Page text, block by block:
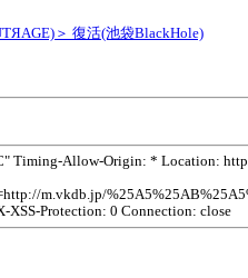
＞ 復活(池袋BlackHole)
Timing-Allow-Origin: * Location:
m.vkdb.jp/
XSS-Protection: 0 Connection: close